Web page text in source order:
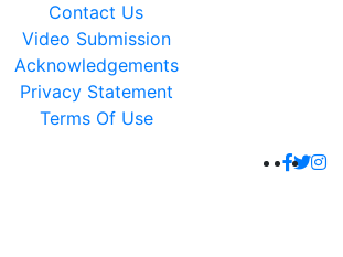
Contact Us
Video Submission
Acknowledgements
Privacy Statement
Terms Of Use